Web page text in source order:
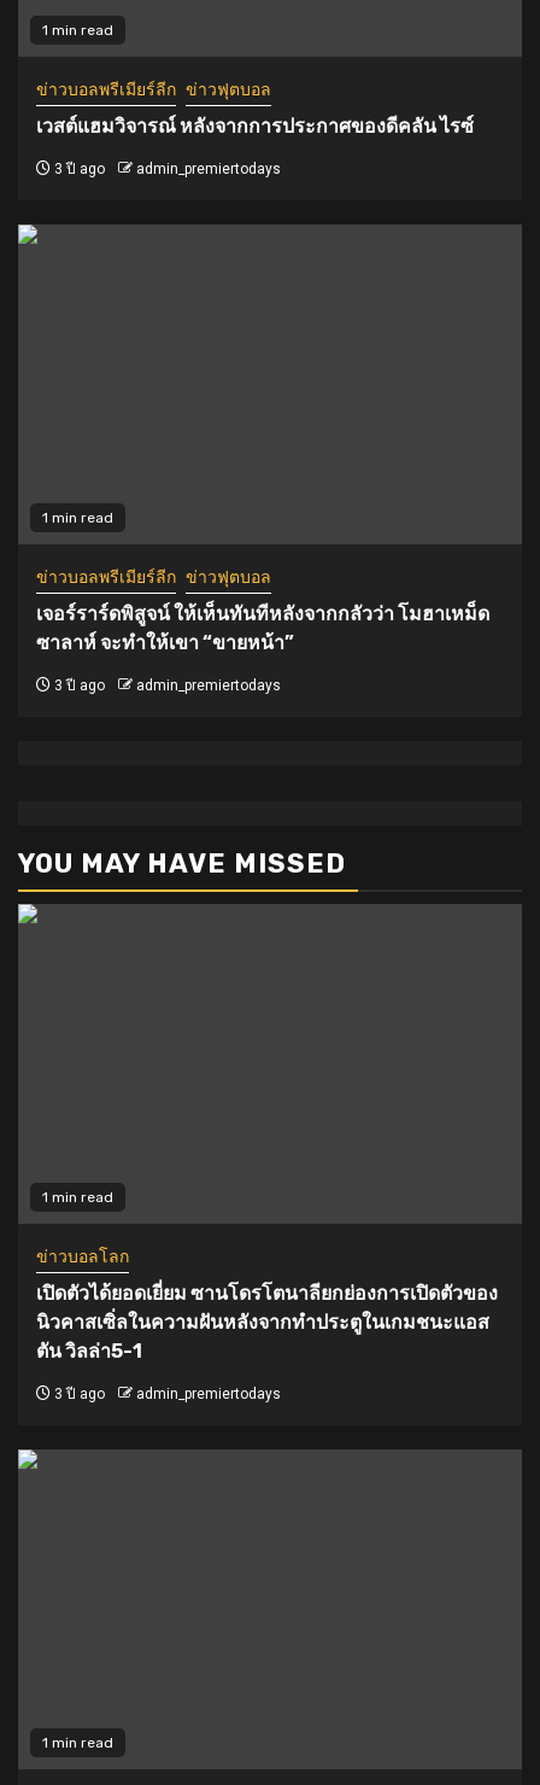
1 min read
ข่าวบอลพรีเมียร์ลีก ข่าวฟุตบอล
เวสต์แฮมวิจารณ์ หลังจากการประกาศของดีคลัน ไรซ์
3 ปี ago admin_premiertodays
1 min read
ข่าวบอลพรีเมียร์ลีก ข่าวฟุตบอล
เจอร์ราร์ดพิสูจน์ ให้เห็นทันทีหลังจากกลัวว่า โมฮาเหม็ด
ซาลาห์ จะทำให้เขา “ขายหน้า”
3 ปี ago admin_premiertodays
YOU MAY HAVE MISSED
1 min read
ข่าวบอลโลก
เปิดตัวได้ยอดเยี่ยม ซานโดรโตนาลียกย่องการเปิดตัวของ
นิวคาสเซิ่ลในความฝันหลังจากทำประตูในเกมชนะแอส
ตัน วิลล่า5-1
3 ปี ago admin_premiertodays
1 min read